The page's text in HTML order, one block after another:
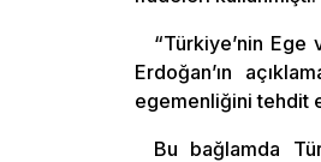
“Türkiye’nin Ege
Erdoğan’ın
egemenliğini tehdit
Bu bağlamda